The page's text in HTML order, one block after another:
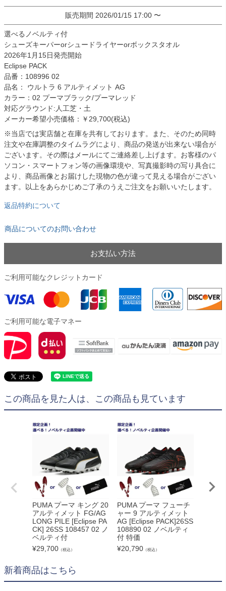
販売期間 2026/01/15 17:00 〜
選べるノベルティ付
シューズキーパーorシュードライヤーorボックスタオル
2026年1月15日発売開始
Eclipse PACK
品番：108996 02
品名： ウルトラ 6 アルティメット AG
カラー：02 プーマブラック/プーマレッド
対応グラウンド:人工芝・土
メーカー希望小売価格：￥29,700(税込)
※当店では実店舗と在庫を共有しております。また、そのため同時
注文や在庫調整のタイムラグにより、商品の発送が出来ない場合が
ございます。その際はメールにてご連絡差し上げます。お客様のパ
ソコン・スマートフォン等の画像環境や、写真撮影時の写り具合に
より、商品画像とお届けした現物の色が違って見える場合がござい
ます。以上をあらかじめご了承のうえご注文をお願いいたします。
返品特約について
商品についてのお問い合わせ
お支払い方法
ご利用可能なクレジットカード
ご利用可能な電子マネー
この商品を見た人は、この商品も見ています
PUMA プーマ キング 20
アルティメット FG/AG
LONG PILE [Eclipse PA
CK] 26SS 108457 02 ノ
ベルティ付
¥29,700 （税込）
PUMA プーマ フューチ
ャー 9 アルティメット
AG [Eclipse PACK]26SS
108890 02 ノベルティ
付 特価
¥20,790 （税込）
新着商品はこちら